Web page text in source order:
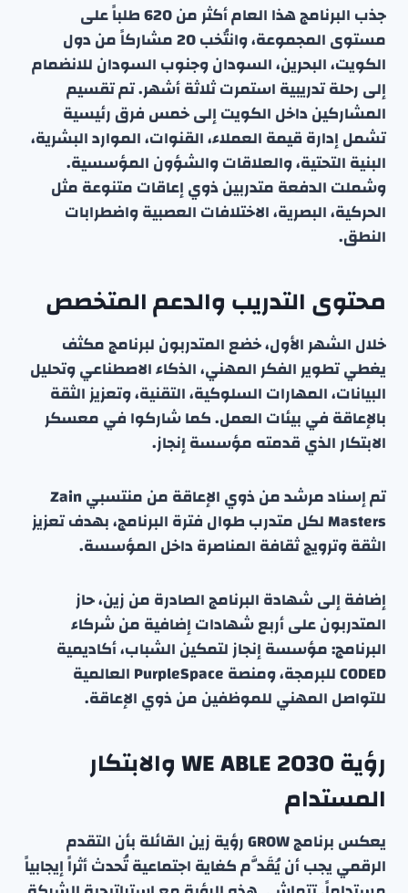
جذب البرنامج هذا العام أكثر من 620 طلباً على
مستوى المجموعة، وانتُخب 20 مشاركاً من دول
الكويت، البحرين، السودان وجنوب السودان للانضمام
إلى رحلة تدريبية استمرت ثلاثة أشهر. تم تقسيم
المشاركين داخل الكويت إلى خمس فرق رئيسية
تشمل إدارة قيمة العملاء، القنوات، الموارد البشرية،
البنية التحتية، والعلاقات والشؤون المؤسسية.
وشملت الدفعة متدربين ذوي إعاقات متنوعة مثل
الحركية، البصرية، الاختلافات العصبية واضطرابات
النطق.
محتوى التدريب والدعم المتخصص
خلال الشهر الأول، خضع المتدربون لبرنامج مكثف
يغطي تطوير الفكر المهني، الذكاء الاصطناعي وتحليل
البيانات، المهارات السلوكية، التقنية، وتعزيز الثقة
بالإعاقة في بيئات العمل. كما شاركوا في معسكر
الابتكار الذي قدمته مؤسسة إنجاز.
تم إسناد مرشد من ذوي الإعاقة من منتسبي Zain
Masters لكل متدرب طوال فترة البرنامج، بهدف تعزيز
الثقة وترويج ثقافة المناصرة داخل المؤسسة.
إضافة إلى شهادة البرنامج الصادرة من زين، حاز
المتدربون على أربع شهادات إضافية من شركاء
البرنامج: مؤسسة إنجاز لتمكين الشباب، أكاديمية
CODED للبرمجة، ومنصة PurpleSpace العالمية
للتواصل المهني للموظفين من ذوي الإعاقة.
رؤية WE ABLE 2030 والابتكار
المستدام
يعكس برنامج GROW رؤية زين القائلة بأن التقدم
الرقمي يجب أن يُقَدَّم كغاية اجتماعية تُحدث أثراً إيجابياً